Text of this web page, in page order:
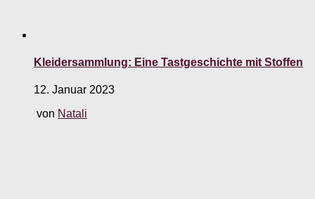
Kleidersammlung: Eine Tastgeschichte mit Stoffen
12. Januar 2023
von Natali